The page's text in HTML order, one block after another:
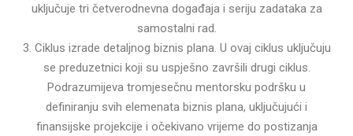
uključuje tri četverodnevna događaja i seriju zadataka za
samostalni rad.
3. Ciklus izrade detaljnog biznis plana. U ovaj ciklus uključuju
se preduzetnici koji su uspješno završili drugi ciklus.
Podrazumijeva tromjesečnu mentorsku podršku u
definiranju svih elemenata biznis plana, uključujući i
finansijske projekcije i očekivano vrijeme do postizanja